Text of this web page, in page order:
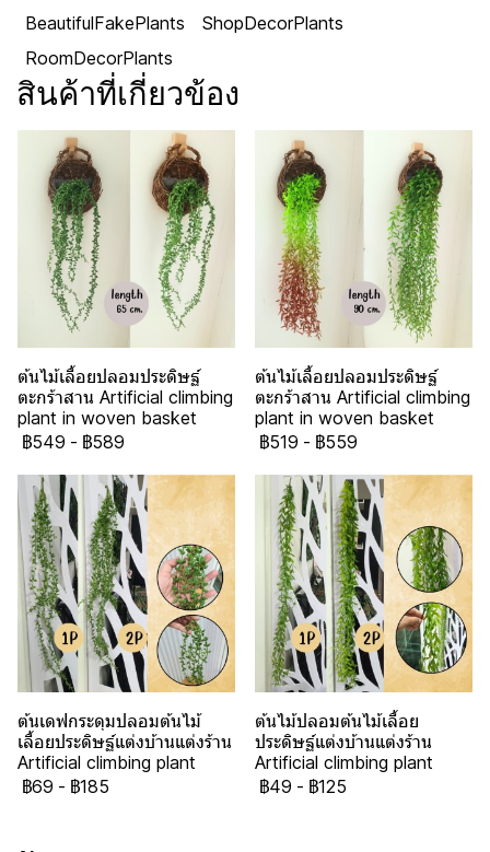
BeautifulFakePlants
ShopDecorPlants
RoomDecorPlants
สินค้าที่เกี่ยวข้อง
ต้นไม้เลื้อยปลอมประดิษฐ์
ตะกร้าสาน Artificial climbing
plant in woven basket
฿549 - ฿589
ต้นไม้เลื้อยปลอมประดิษฐ์
ตะกร้าสาน Artificial climbing
plant in woven basket
฿519 - ฿559
ต้นเดฟกระดุมปลอมต้นไม้
เลื้อยประดิษฐ์แต่งบ้านแต่งร้าน
Artificial climbing plant
฿69 - ฿185
ต้นไม้ปลอมต้นไม้เลื้อย
ประดิษฐ์แต่งบ้านแต่งร้าน
Artificial climbing plant
฿49 - ฿125